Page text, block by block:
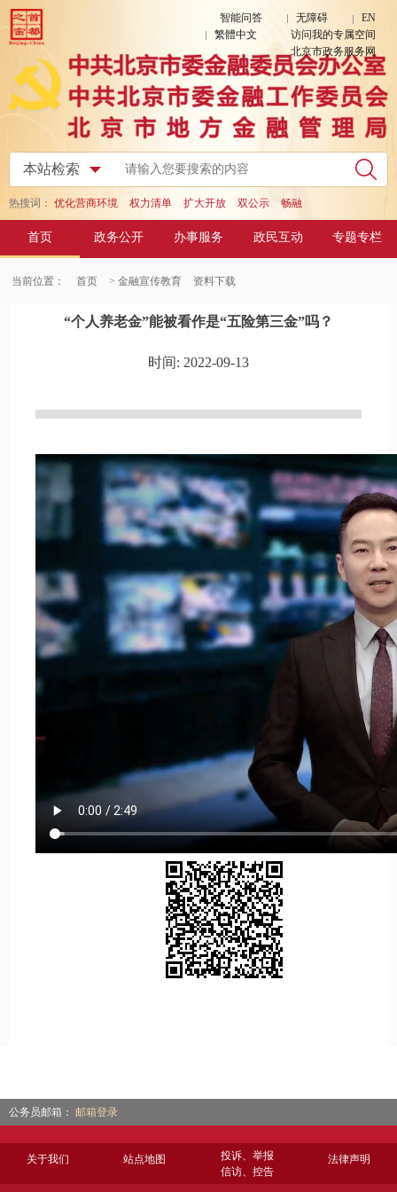
智能问答 无障碍
EN
繁體中文
访问我的专属空间
北京市政务服务网
热搜词： 优化营商环境 权力清单 扩大开放 双公示 畅融
首页 政务公开 办事服务 政民互动 专题专栏
当前位置： 首页 > 金融宣传教育 资料下载
“个人养老金”能被看作是“五险第三金”吗？
时间: 2022-09-13
公务员邮箱： 邮箱登录
关于我们 站点地图
投诉、举报
信访、控告
法律声明